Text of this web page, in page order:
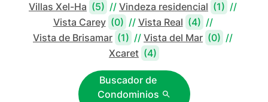
Villas Xel-Ha (5) // Vindeza residencial (1) //
Vista Carey (0) // Vista Real (4) //
Vista de Brisamar (1) // Vista del Mar (0) //
Xcaret (4)
Buscador de
Condominios